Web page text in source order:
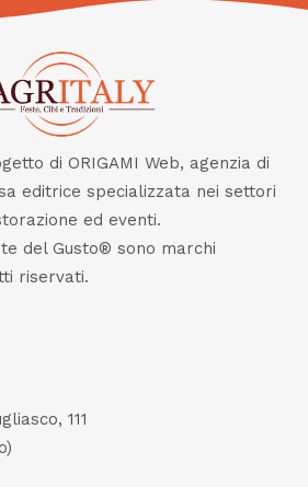
di ORIGAMI Web, agenzia di
editrice specializzata nei settori
ed eventi.
del Gusto® sono marchi
riservati.
111